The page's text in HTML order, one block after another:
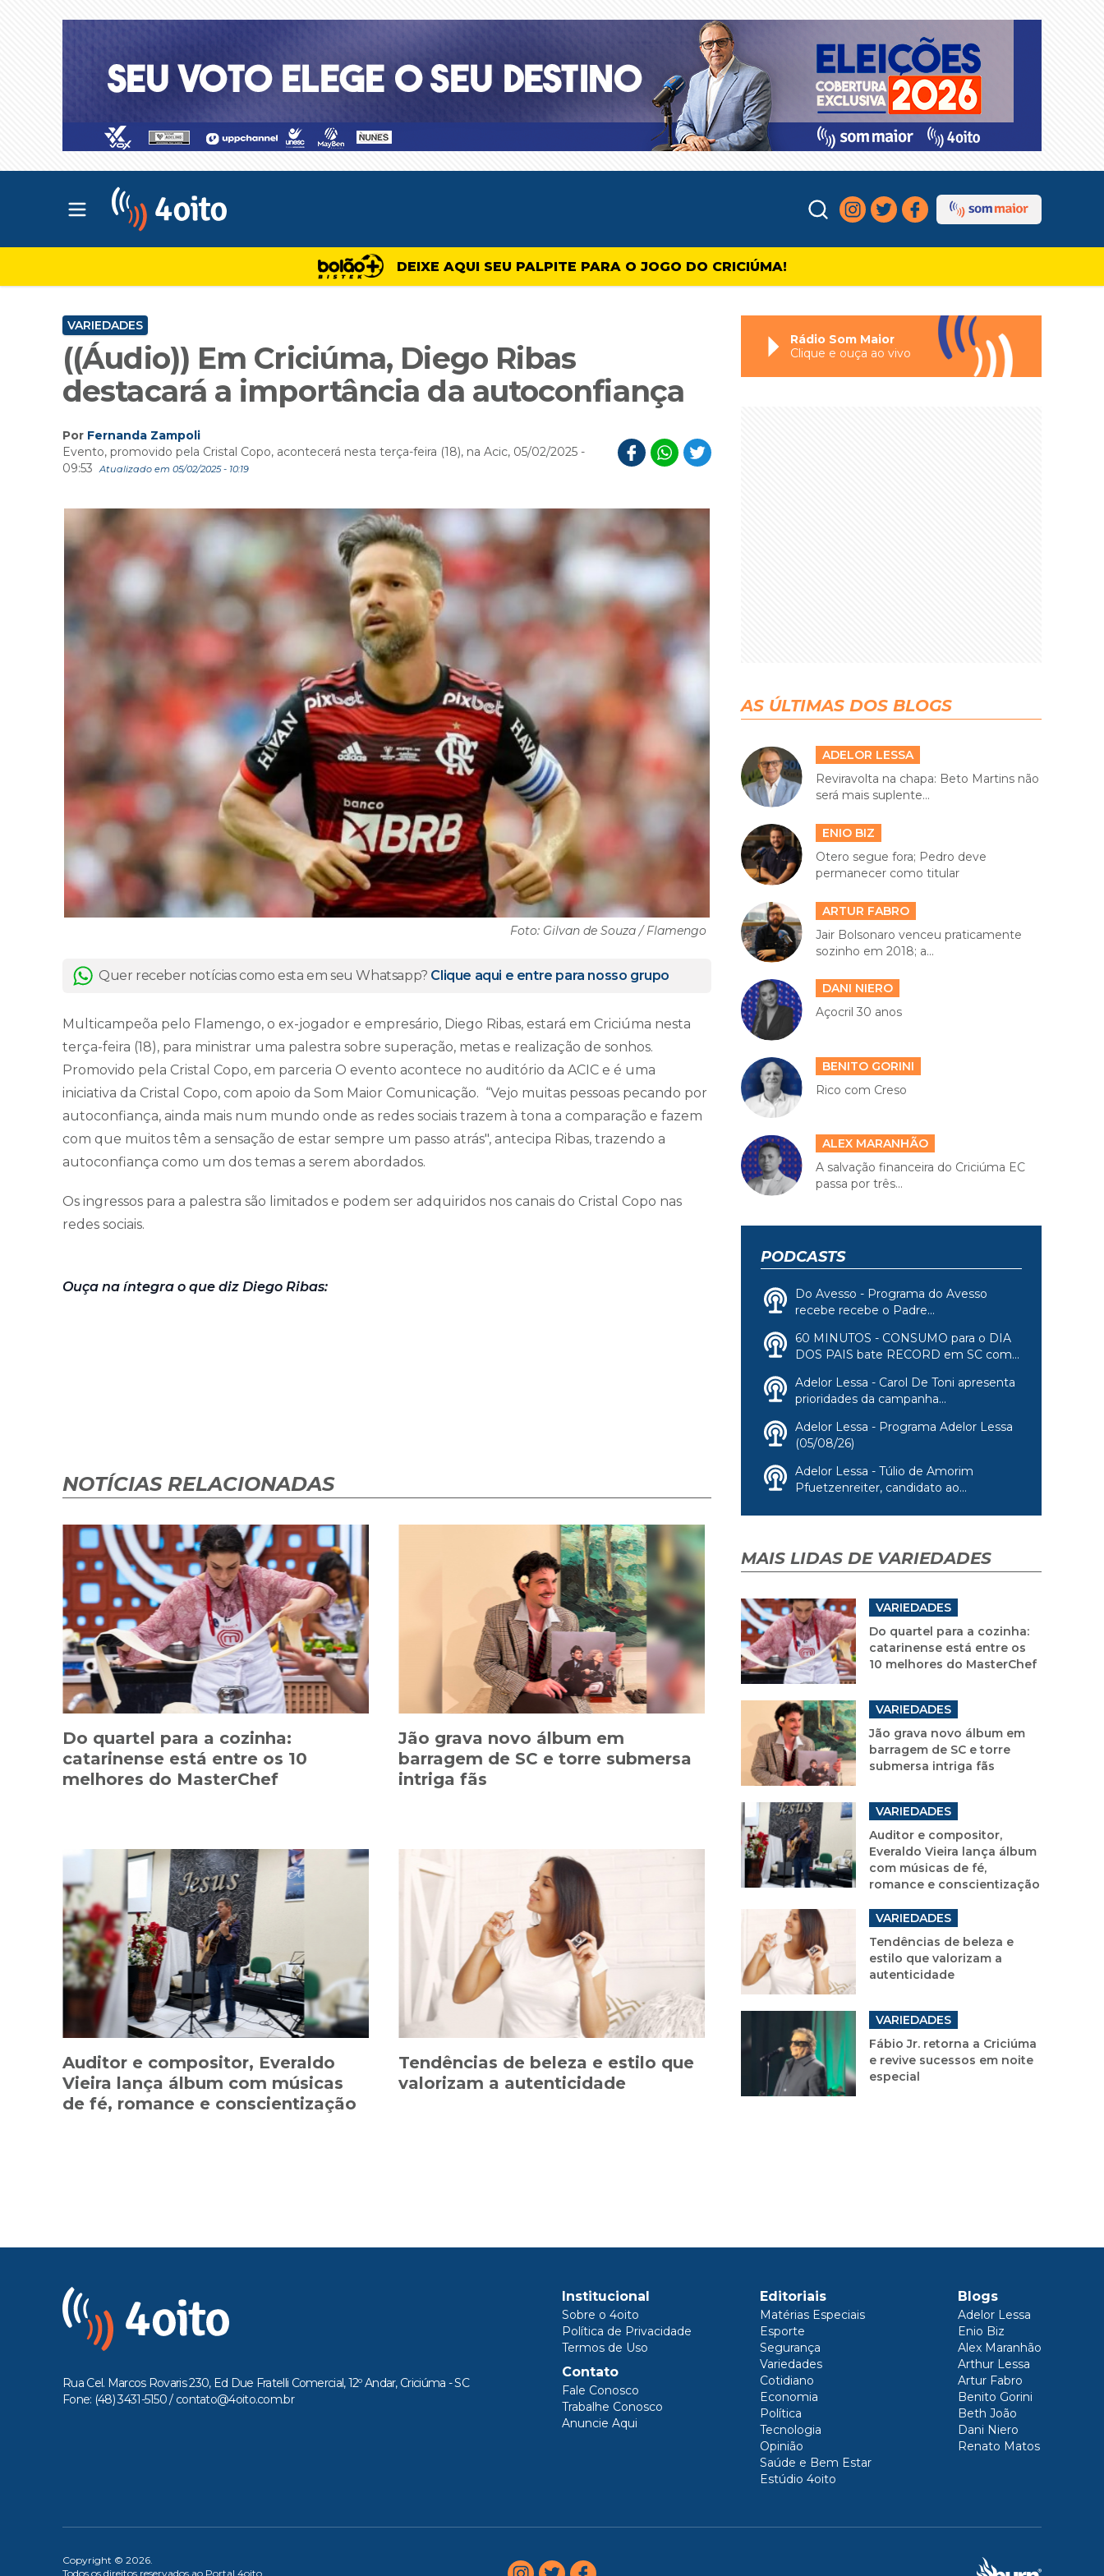
Abrir menu principal
DEIXE AQUI SEU PALPITE PARA O JOGO DO CRICIÚMA!
VARIEDADES
((Áudio)) Em Criciúma, Diego Ribas
destacará a importância da autoconfiança
Por Fernanda Zampoli
Evento, promovido pela Cristal Copo, acontecerá nesta terça-feira (18), na Acic, 05/02/2025 -
09:53
Atualizado em 05/02/2025 - 10:19
Foto: Gilvan de Souza / Flamengo
Quer receber notícias como esta em seu Whatsapp? Clique aqui e entre para nosso grupo
Multicampeõa pelo Flamengo, o ex-jogador e empresário, Diego Ribas, estará em Criciúma nesta
terça-feira (18), para ministrar uma palestra sobre superação, metas e realização de sonhos.
Promovido pela Cristal Copo, em parceria O evento acontece no auditório da ACIC e é uma
iniciativa da Cristal Copo, com apoio da Som Maior Comunicação. “Vejo muitas pessoas pecando por
autoconfiança, ainda mais num mundo onde as redes sociais trazem à tona a comparação e fazem
com que muitos têm a sensação de estar sempre um passo atrás", antecipa Ribas, trazendo a
autoconfiança como um dos temas a serem abordados.
Os ingressos para a palestra são limitados e podem ser adquiridos nos canais do Cristal Copo nas
redes sociais.
Ouça na íntegra o que diz Diego Ribas:
NOTÍCIAS RELACIONADAS
Do quartel para a cozinha:
catarinense está entre os 10
melhores do MasterChef
Jão grava novo álbum em
barragem de SC e torre submersa
intriga fãs
Auditor e compositor, Everaldo
Vieira lança álbum com músicas
de fé, romance e conscientização
Tendências de beleza e estilo que
valorizam a autenticidade
Rádio Som Maior
Clique e ouça ao vivo
AS ÚLTIMAS DOS BLOGS
ADELOR LESSA
Reviravolta na chapa: Beto Martins não
será mais suplente...
ENIO BIZ
Otero segue fora; Pedro deve
permanecer como titular
ARTUR FABRO
Jair Bolsonaro venceu praticamente
sozinho em 2018; a...
DANI NIERO
Açocril 30 anos
BENITO GORINI
Rico com Creso
ALEX MARANHÃO
A salvação financeira do Criciúma EC
passa por três...
PODCASTS
Do Avesso - Programa do Avesso
recebe recebe o Padre...
60 MINUTOS - CONSUMO para o DIA
DOS PAIS bate RECORD em SC com...
Adelor Lessa - Carol De Toni apresenta
prioridades da campanha...
Adelor Lessa - Programa Adelor Lessa
(05/08/26)
Adelor Lessa - Túlio de Amorim
Pfuetzenreiter, candidato ao...
MAIS LIDAS DE VARIEDADES
VARIEDADES
Do quartel para a cozinha:
catarinense está entre os
10 melhores do MasterChef
VARIEDADES
Jão grava novo álbum em
barragem de SC e torre
submersa intriga fãs
VARIEDADES
Auditor e compositor,
Everaldo Vieira lança álbum
com músicas de fé,
romance e conscientização
VARIEDADES
Tendências de beleza e
estilo que valorizam a
autenticidade
VARIEDADES
Fábio Jr. retorna a Criciúma
e revive sucessos em noite
especial
Rua Cel. Marcos Rovaris 230, Ed Due Fratelli Comercial, 12º Andar, Criciúma - SC
Fone: (48) 3431-5150 / contato@4oito.com.br
Institucional
Sobre o 4oito
Política de Privacidade
Termos de Uso
Contato
Fale Conosco
Trabalhe Conosco
Anuncie Aqui
Editoriais
Matérias Especiais
Esporte
Segurança
Variedades
Cotidiano
Economia
Política
Tecnologia
Opinião
Saúde e Bem Estar
Estúdio 4oito
Blogs
Adelor Lessa
Enio Biz
Alex Maranhão
Arthur Lessa
Artur Fabro
Benito Gorini
Beth João
Dani Niero
Renato Matos
Copyright © 2026.
Todos os direitos reservados ao Portal 4oito